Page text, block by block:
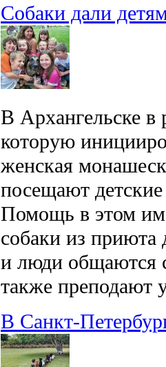
Собаки дали
В Архангельске
которую
женская
посещают
Помощь в этом им
собаки из
и люди общаются
также преподают
В Санкт-